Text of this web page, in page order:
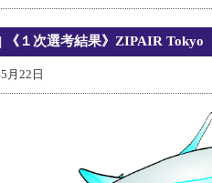
| 《１次選考結果》ZIPAIR Tokyo
月22日